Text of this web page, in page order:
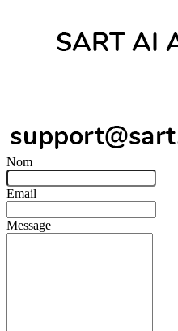
Nom
Email
Message